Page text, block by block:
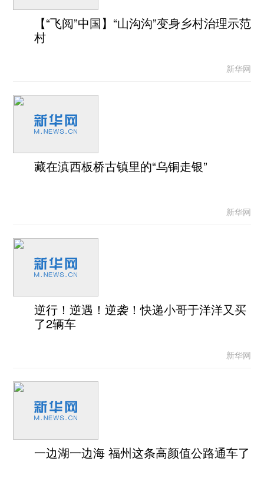
【“飞阅”中国】“山沟沟”变身乡村治理示范
村
新华网
藏在滇西板桥古镇里的“乌铜走银”
新华网
逆行！逆遇！逆袭！快递小哥于洋洋又买
了2辆车
新华网
一边湖一边海 福州这条高颜值公路通车了